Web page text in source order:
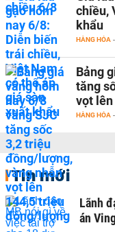
chiều,
khẩu
HÀNG HÓA -
Bảng
tăng
vọt
HÀNG HÓA -
Tin mới
Lãnh
án